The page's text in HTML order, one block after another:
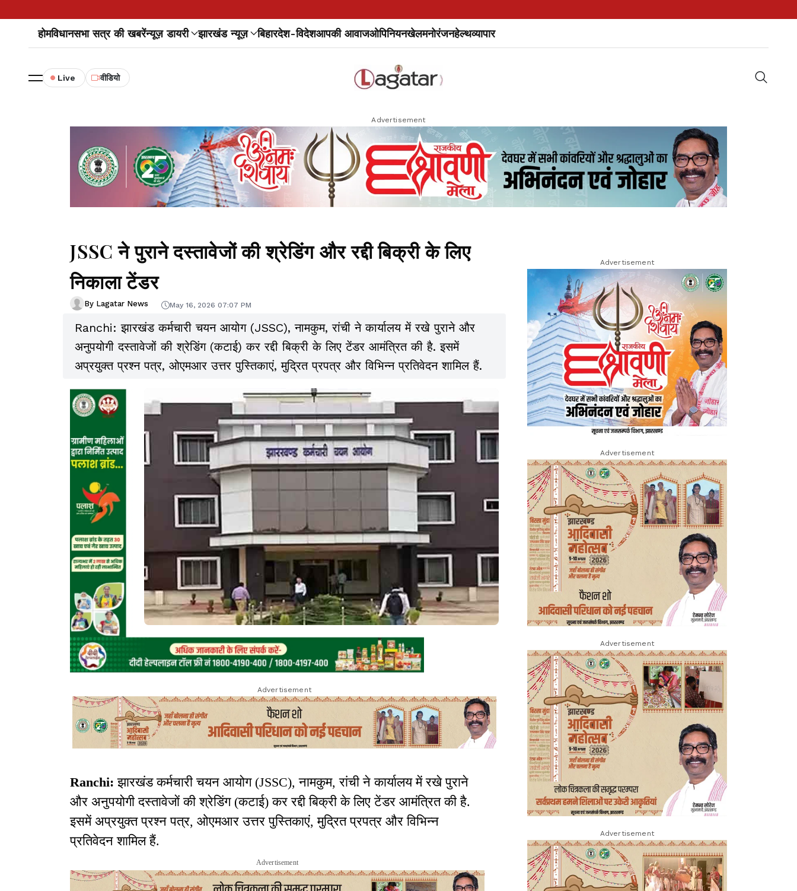
होमविधानसभा सत्र की खबरेंन्यूज़ डायरी झारखंड न्यूज़ बिहारदेश-विदेशआपकी आवाजओपिनियनखेलमनोरंजनहेल्थव्यापार
Live वीडियो
Advertisement
JSSC ने पुराने दस्तावेजों की श्रेडिंग और रद्दी बिक्री के लिए
निकाला टेंडर
By Lagatar News May 16, 2026 07:07 PM
Ranchi: झारखंड कर्मचारी चयन आयोग (JSSC), नामकुम, रांची ने कार्यालय में रखे पुराने और
अनुपयोगी दस्तावेजों की श्रेडिंग (कटाई) कर रद्दी बिक्री के लिए टेंडर आमंत्रित की है. इसमें
अप्रयुक्त प्रश्न पत्र, ओएमआर उत्तर पुस्तिकाएं, मुद्रित प्रपत्र और विभिन्न प्रतिवेदन शामिल हैं.
Advertisement
Ranchi: झारखंड कर्मचारी चयन आयोग (JSSC), नामकुम, रांची ने कार्यालय में रखे पुराने
और अनुपयोगी दस्तावेजों की श्रेडिंग (कटाई) कर रद्दी बिक्री के लिए टेंडर आमंत्रित की है.
इसमें अप्रयुक्त प्रश्न पत्र, ओएमआर उत्तर पुस्तिकाएं, मुद्रित प्रपत्र और विभिन्न
प्रतिवेदन शामिल हैं.
Advertisement
Advertisement
Advertisement
Advertisement
Advertisement